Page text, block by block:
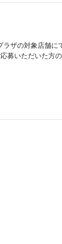
ザの対象店舗に
募いただいた方